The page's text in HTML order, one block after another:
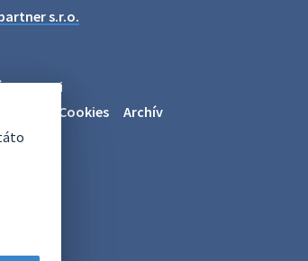
s.r.o.
Nastaviť Cookies Archív